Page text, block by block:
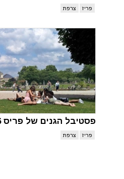
פריז צרפת
פסטיבל הגנים של פריס 2026
פריז צרפת